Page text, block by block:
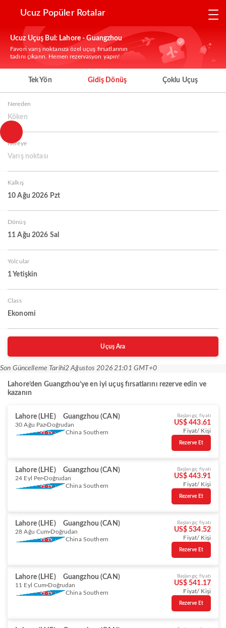
Ucuz Popüler Rotalar
Ucuz Uçuş Bul: Lahore - Guangzhou
Favori varış noktanıza özel uçuş fırsatlarının
tadını çıkarın. Hemen rezervasyon yapın!
Tek Yön Gidiş Dönüş Çoklu Uçuş
Nereden
Köken
Nereye
Varış noktası
Kalkış
10 Ağu 2026 Pzt
Dönüş
11 Ağu 2026 Sal
Yolcular
1 Yetişkin
Class
Ekonomi
Uçuş Ara
Son Güncelleme Tarihi2 Ağustos 2026 21:01 GMT+0
Lahore’den Guangzhou’ye en iyi uçuş fırsatlarını rezerve edin ve
kazanın
Lahore (LHE) Guangzhou (CAN)
30 Ağu Paz Doğrudan
China Southern
Başlangıç fiyatı
US$ 443.61
Fiyat/ Kişi
Rezerve Et
Lahore (LHE) Guangzhou (CAN)
24 Eyl Per Doğrudan
China Southern
Başlangıç fiyatı
US$ 443.91
Fiyat/ Kişi
Rezerve Et
Lahore (LHE) Guangzhou (CAN)
28 Ağu Cum Doğrudan
China Southern
Başlangıç fiyatı
US$ 534.52
Fiyat/ Kişi
Rezerve Et
Lahore (LHE) Guangzhou (CAN)
11 Eyl Cum Doğrudan
China Southern
Başlangıç fiyatı
US$ 541.17
Fiyat/ Kişi
Rezerve Et